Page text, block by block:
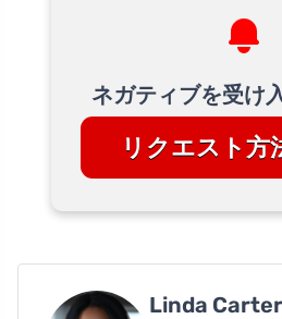
ネガティブを受け
リクエスト方
Linda Carter